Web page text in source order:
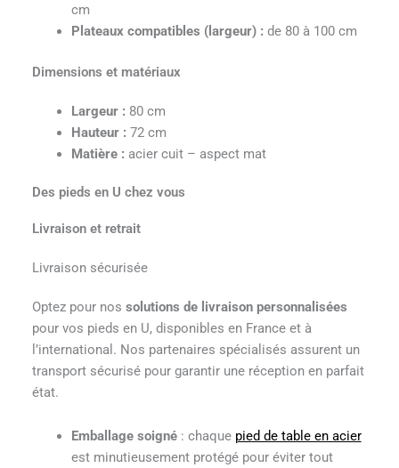
cm
Plateaux compatibles (largeur) : de 80 à 100 cm
Dimensions et matériaux
Largeur : 80 cm
Hauteur : 72 cm
Matière : acier cuit – aspect mat
Des pieds en U chez vous
Livraison et retrait
Livraison sécurisée
Optez pour nos solutions de livraison personnalisées
pour vos pieds en U, disponibles en France et à
l’international. Nos partenaires spécialisés assurent un
transport sécurisé pour garantir une réception en parfait
état.
Emballage soigné: chaque pied de table en acier
est minutieusement protégé pour éviter tout